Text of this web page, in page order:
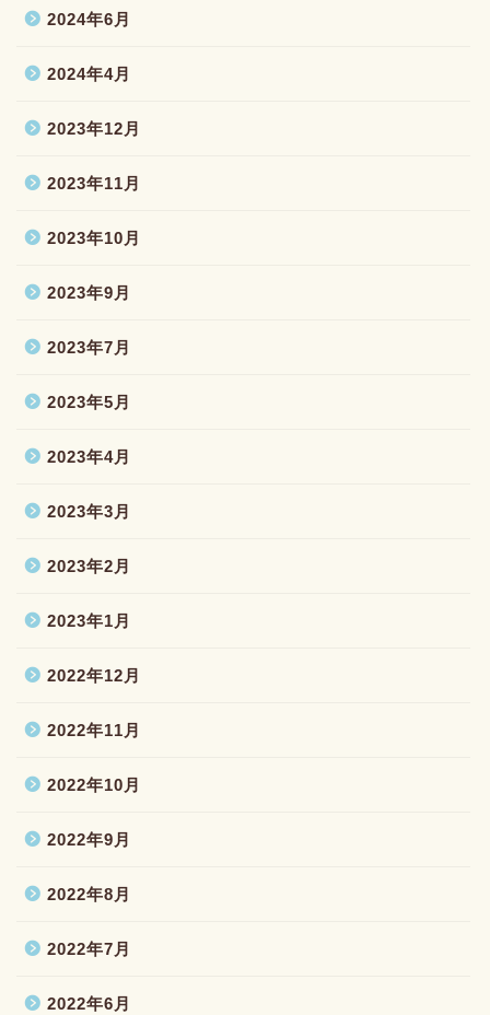
2024年6月
2024年4月
2023年12月
2023年11月
2023年10月
2023年9月
2023年7月
2023年5月
2023年4月
2023年3月
2023年2月
2023年1月
2022年12月
2022年11月
2022年10月
2022年9月
2022年8月
2022年7月
2022年6月